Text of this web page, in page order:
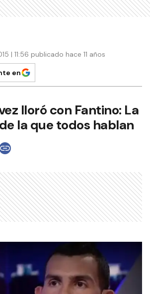
| 11:56 publicado hace 11 años
en
lloró con Fantino: La
la que todos hablan